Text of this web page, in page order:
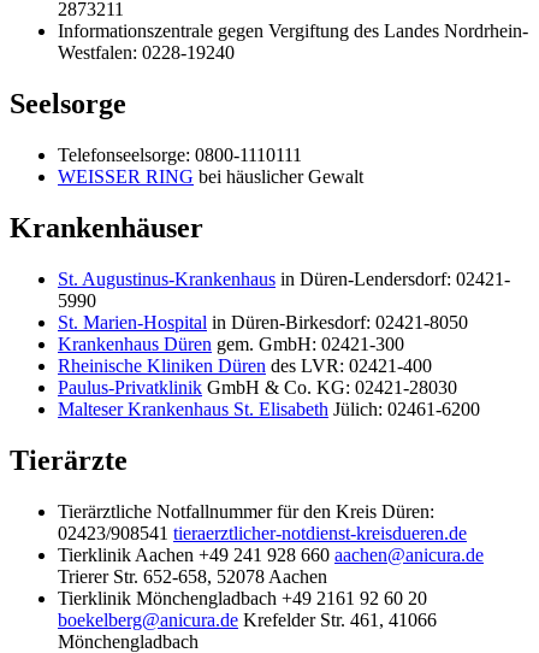
2873211
Informationszentrale gegen Vergiftung des Landes Nordrhein-
Westfalen: 0228-19240
Seelsorge
Telefonseelsorge: 0800-1110111
WEISSER RING bei häuslicher Gewalt
Krankenhäuser
St. Augustinus-Krankenhaus in Düren-Lendersdorf: 02421-
5990
St. Marien-Hospital in Düren-Birkesdorf: 02421-8050
Krankenhaus Düren gem. GmbH: 02421-300
Rheinische Kliniken Düren des LVR: 02421-400
Paulus-Privatklinik GmbH & Co. KG: 02421-28030
Malteser Krankenhaus St. Elisabeth Jülich: 02461-6200
Tierärzte
Tierärztliche Notfallnummer für den Kreis Düren:
02423/908541 tieraerztlicher-notdienst-kreisdueren.de
Tierklinik Aachen +49 241 928 660 aachen@anicura.de
Trierer Str. 652-658, 52078 Aachen
Tierklinik Mönchengladbach +49 2161 92 60 20
boekelberg@anicura.de Krefelder Str. 461, 41066
Mönchengladbach